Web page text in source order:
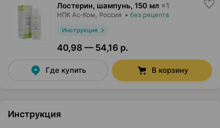
Лостерин, шампунь, 150 мл ×1
НПК Ас-Ком , Россия • без рецепта
Инструкция
40,98 — 54,16 р.
Где купить В корзину
Инструкция